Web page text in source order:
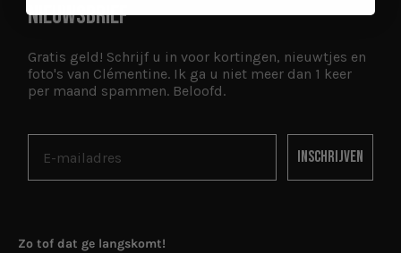
NIEUWSBRIEF
Gratis geld! Schrijf u in voor kortingen, nieuwtjes en
foto's van Clémentine. Ik ga u niet meer dan 1 keer
per maand spammen. Beloofd.
Inschrijven
Zo tof dat ge langskomt!